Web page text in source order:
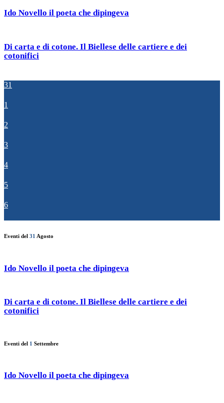
Ido Novello il poeta che dipingeva
Di carta e di cotone. Il Biellese delle cartiere e dei
cotonifici
31
1
2
3
4
5
6
Eventi del 31 Agosto
Ido Novello il poeta che dipingeva
Di carta e di cotone. Il Biellese delle cartiere e dei
cotonifici
Eventi del 1 Settembre
Ido Novello il poeta che dipingeva